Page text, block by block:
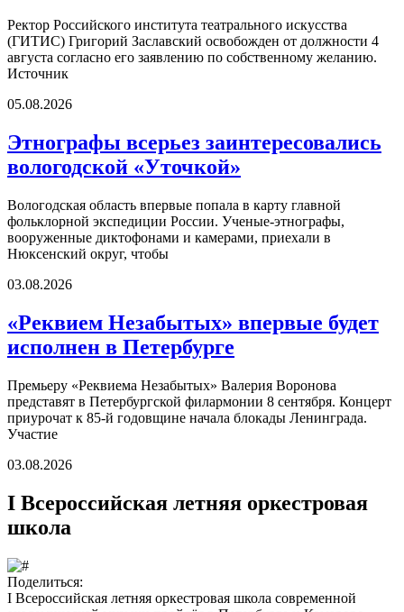
Ректор Российского института театрального искусства
(ГИТИС) Григорий Заславский освобожден от должности 4
августа согласно его заявлению по собственному желанию.
Источник
05.08.2026
Этнографы всерьез заинтересовались
вологодской «Уточкой»
Вологодская область впервые попала в карту главной
фольклорной экспедиции России. Ученые-этнографы,
вооруженные диктофонами и камерами, приехали в
Нюксенский округ, чтобы
03.08.2026
«Реквием Незабытых» впервые будет
исполнен в Петербурге
Премьеру «Реквиема Незабытых» Валерия Воронова
представят в Петербургской филармонии 8 сентября. Концерт
приурочат к 85-й годовщине начала блокады Ленинграда.
Участие
03.08.2026
I Всероссийская летняя оркестровая
школа
Поделиться:
I Всероссийская летняя оркестровая школа современной